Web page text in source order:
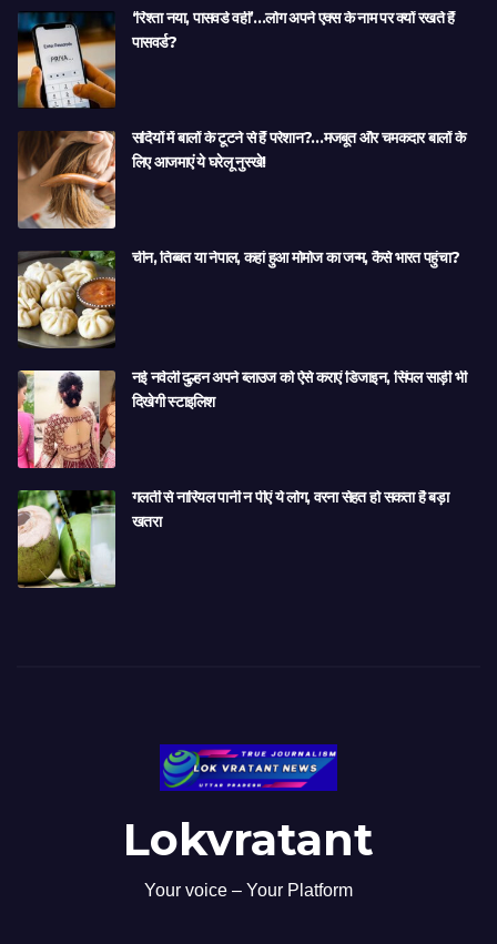
‘रिश्ता नया, पासवर्ड वही’…लोग अपने एक्स के नाम पर क्यों रखते हैं
पासवर्ड?
सर्दियों में बालों के टूटने से हैं परेशान?…मजबूत और चमकदार बालों के
लिए आजमाएं ये घरेलू नुस्खे!
चीन, तिब्बत या नेपाल, कहां हुआ मोमोज का जन्म, कैसे भारत पहुंचा?
नई नवेली दुल्हन अपने ब्लाउज को ऐसे कराएं डिजाइन, सिंपल साड़ी भी
दिखेगी स्टाइलिश
गलती से नारियल पानी न पीएं ये लोग, वरना सेहत हो सकता है बड़ा
खतरा
Lokvratant
Your voice – Your Platform